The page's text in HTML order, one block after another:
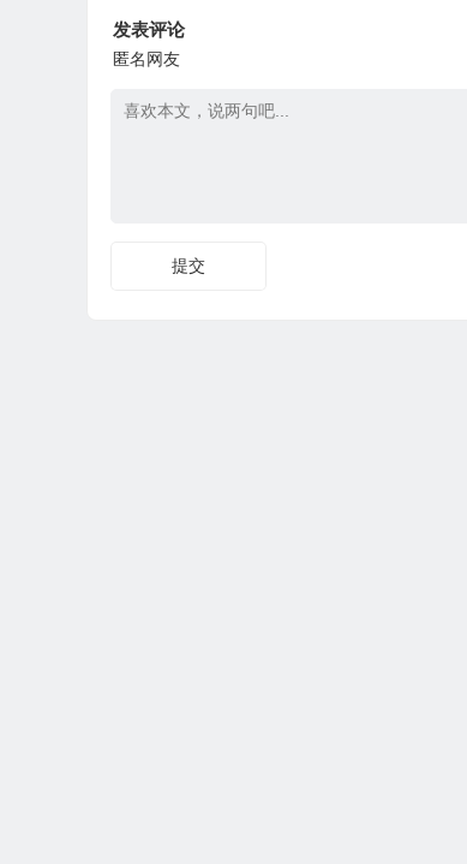
发表评论
匿名网友
提交